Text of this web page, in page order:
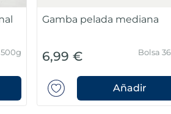
425g
Langostino Vannamei
9,99 €
Caja 750 g
Añadir